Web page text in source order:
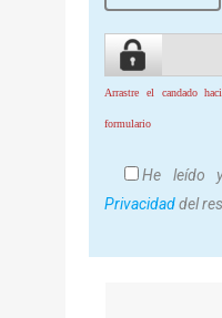
Arrastre el candado
formulario
He leído
Privacidaddel